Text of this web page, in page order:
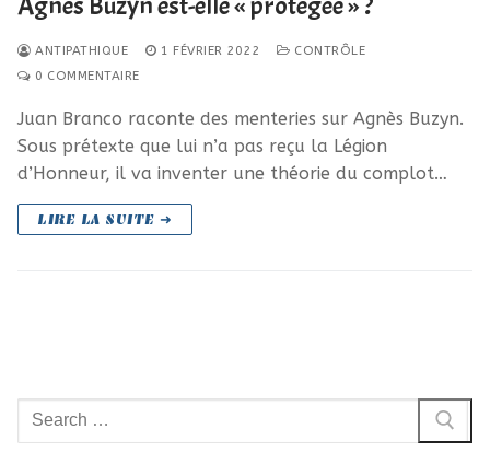
ANTIPATHIQUE 1 FÉVRIER 2022
CONTRÔLE
0 COMMENTAIRE
Juan Branco raconte des menteries sur Agnès Buzyn.
Sous prétexte que lui n’a pas reçu la Légion
d’Honneur, il va inventer une théorie du complot…
LIRE LA SUITE ➜
Rechercher
: